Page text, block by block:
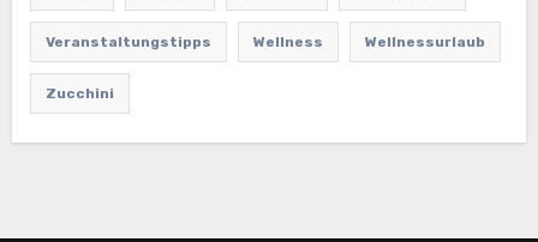
Veranstaltungstipps Wellness Wellnessurlaub
Zucchini